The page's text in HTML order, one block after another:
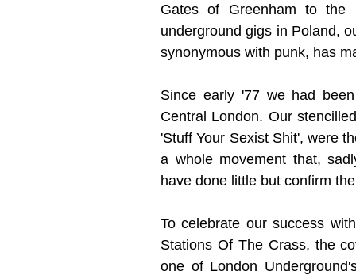
Gates of Greenham to
underground gigs in Poland,
synonymous with punk, has
Since early '77 we had
Central London. Our
'Stuff Your Sexist Shit', were
a whole movement that,
have done little but confirm
To celebrate our success
Stations Of The Crass, the
one of London